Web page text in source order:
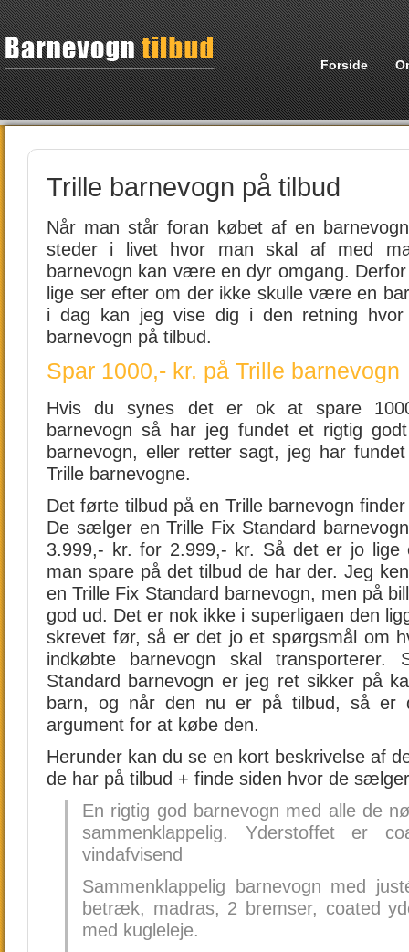
Forside
Trille barnevogn på tilbud
Når man står foran købet af en
steder i livet hvor man skal af med
barnevogn kan være en dyr omgang.
lige ser efter om der ikke skulle være en
i dag kan jeg vise dig i den retning
barnevogn på tilbud.
Spar 1000,- kr. på Trille barnevogn
Hvis du synes det er ok at spare
barnevogn så har jeg fundet et rigtig
barnevogn, eller retter sagt, jeg har
Trille barnevogne.
Det førte tilbud på en Trille barnevogn
De sælger en Trille Fix Standard
3.999,- kr. for 2.999,- kr. Så det er jo lige
man spare på det tilbud de har der. Jeg
en Trille Fix Standard barnevogn, men på
god ud. Det er nok ikke i superligaen den
skrevet før, så er det jo et spørgsmål om
indkøbte barnevogn skal transporterer.
Standard barnevogn er jeg ret sikker på
barn, og når den nu er på tilbud, så er
argument for at købe den.
Herunder kan du se en kort beskrivelse af
de har på tilbud + finde siden hvor de
En rigtig god barnevogn med alle de
sammenklappelig. Yderstoffet er
vindafvisend
Sammenklappelig barnevogn med
betræk, madras, 2 bremser, coated
med kugleleje.